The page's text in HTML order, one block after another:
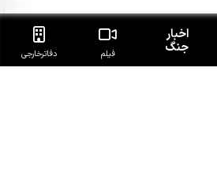
وابسته به ریاض در مرکز و شرق یمن
اخبار
جنگ فیلم دفاتر‌خارجی